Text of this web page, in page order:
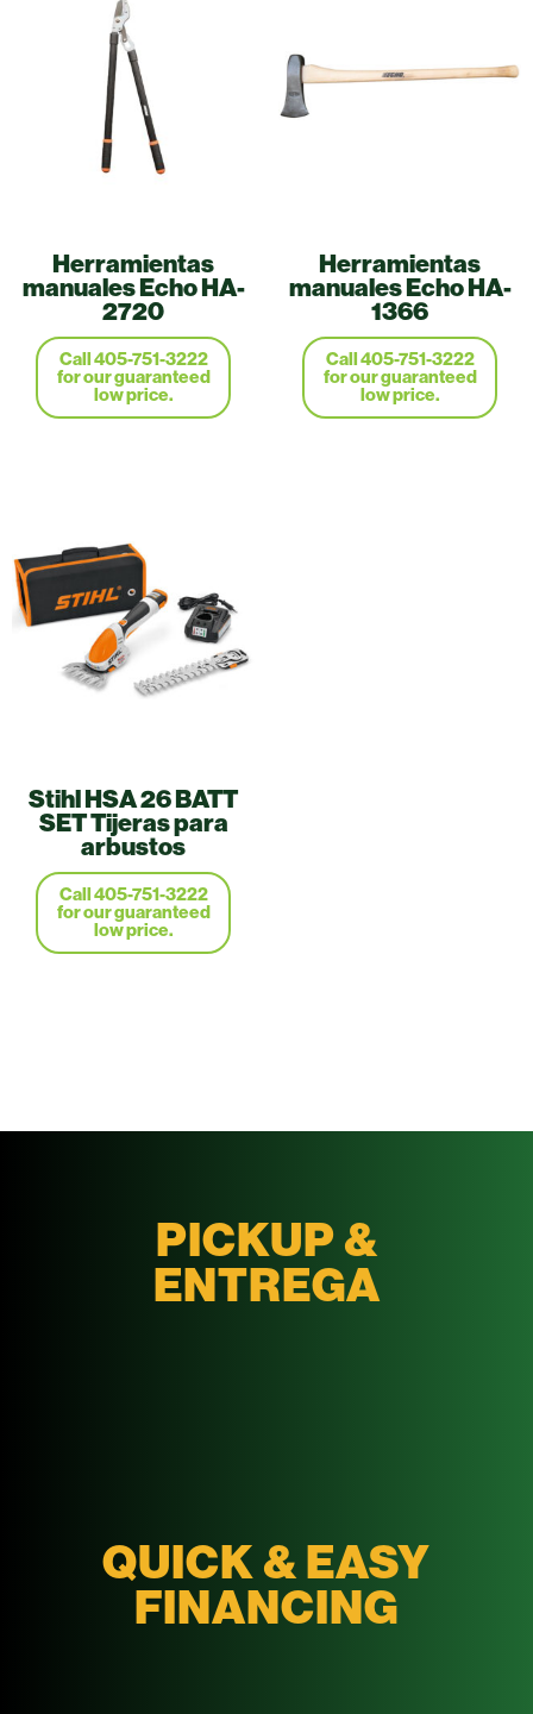
Herramientas
manuales Echo HA-
2720
Call 405-751-3222
for our guaranteed
low price.
Herramientas
manuales Echo HA-
1366
Call 405-751-3222
for our guaranteed
low price.
Stihl HSA 26 BATT
SET Tijeras para
arbustos
Call 405-751-3222
for our guaranteed
low price.
PICKUP &
ENTREGA
QUICK & EASY
FINANCING